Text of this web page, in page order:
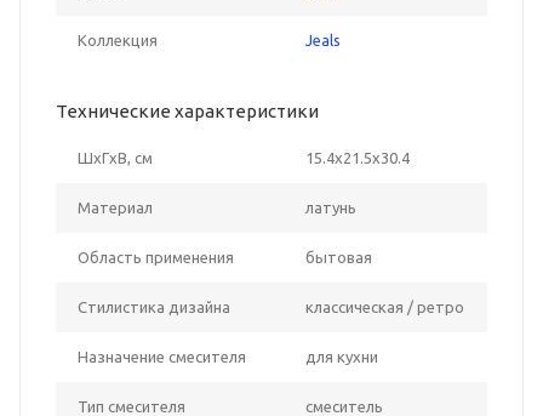
Коллекция Jeals
Технические характеристики
ШxГxВ, см 15.4x21.5x30.4
Материал латунь
Область применения бытовая
Стилистика дизайна классическая / ретро
Назначение смесителя для кухни
Тип смесителя смеситель